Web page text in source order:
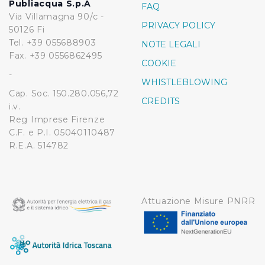
Publiacqua S.p.A
Via Villamagna 90/c -
50126 Fi
Tel. +39 055688903
Fax. +39 0556862495
-
Cap. Soc. 150.280.056,72
i.v.
Reg Imprese Firenze
C.F. e P.I. 05040110487
R.E.A. 514782
FAQ
PRIVACY POLICY
NOTE LEGALI
COOKIE
WHISTLEBLOWING
CREDITS
Attuazione Misure PNRR